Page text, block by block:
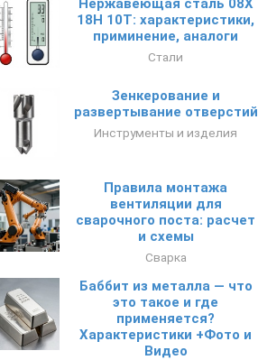
Нержавеющая сталь 08Х
18Н 10Т: характеристики,
приминение, аналоги
Стали
Зенкерование и
развертывание отверстий
Инструменты и изделия
Правила монтажа
вентиляции для
сварочного поста: расчет
и схемы
Сварка
Баббит из металла — что
это такое и где
применяется?
Характеристики +Фото и
Видео